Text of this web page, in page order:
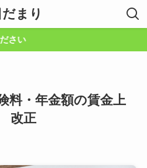
だまり
料・年金額の賃金上
改正